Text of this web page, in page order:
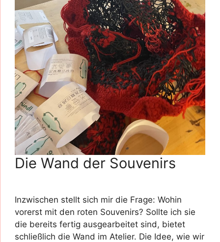
Die Wand der Souvenirs
Inzwischen stellt sich mir die Frage: Wohin
vorerst mit den roten Souvenirs? Sollte ich sie
die bereits fertig ausgearbeitet sind, bietet
schließlich die Wand im Atelier. Die Idee, wie wir